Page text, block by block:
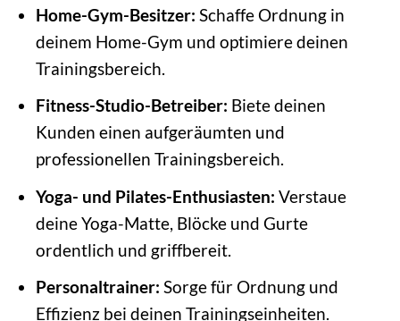
Home-Gym-Besitzer: Schaffe Ordnung in
deinem Home-Gym und optimiere deinen
Trainingsbereich.
Fitness-Studio-Betreiber: Biete deinen
Kunden einen aufgeräumten und
professionellen Trainingsbereich.
Yoga- und Pilates-Enthusiasten: Verstaue
deine Yoga-Matte, Blöcke und Gurte
ordentlich und griffbereit.
Personaltrainer: Sorge für Ordnung und
Effizienz bei deinen Trainingseinheiten.